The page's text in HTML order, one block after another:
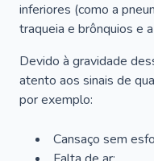
inferiores (como a
traqueia e brônquios e
Devido à gravidade
atento aos sinais de
por exemplo:
Cansaço sem